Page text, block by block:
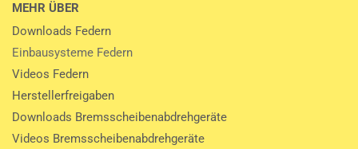
MEHR ÜBER
Downloads Federn
Einbausysteme Federn
Videos Federn
Herstellerfreigaben
Downloads Bremsscheibenabdrehgeräte
Videos Bremsscheibenabdrehgeräte